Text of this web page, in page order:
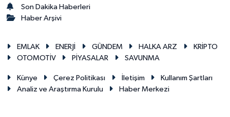
Son Dakika Haberleri
Haber Arşivi
EMLAK ENERJİ GÜNDEM HALKA ARZ
KRİPTO
OTOMOTİV
PİYASALAR SAVUNMA
Künye Çerez Politikası İletişim
Kullanım Şartları
Analiz ve Araştırma Kurulu
Haber Merkezi